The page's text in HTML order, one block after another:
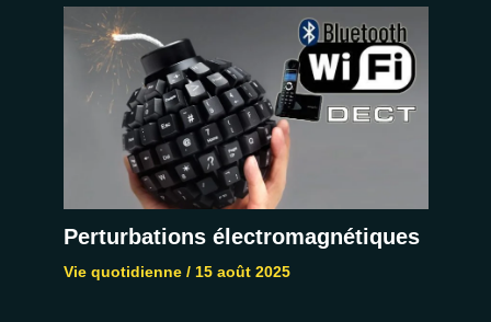
Perturbations électromagnétiques
Vie quotidienne/ 15 août 2025